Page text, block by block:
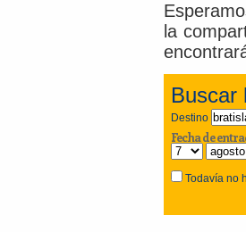
la
Buscar
Destino
Fecha de
Todavía no